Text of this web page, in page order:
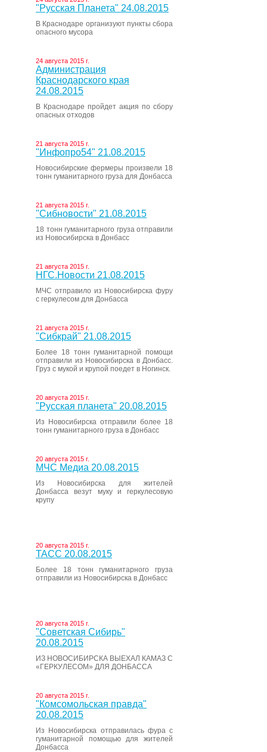
"Русская Планета" 24.08.2015
В Краснодаре организуют пункты сбора
опасного мусора
24 августа 2015 г.
Администрация
Краснодарского края
24.08.2015
В Краснодаре пройдет акция по сбору
опасных отходов
21 августа 2015 г.
"Инфопро54" 21.08.2015
Новосибирские фермеры произвели 18
тонн гуманитарного груза для Донбасса
21 августа 2015 г.
"Сибновости" 21.08.2015
18 тонн гуманитарного груза отправили
из Новосибирска в Донбасс
21 августа 2015 г.
НГС.Новости 21.08.2015
МЧС отправило из Новосибирска фуру
с геркулесом для Донбасса
21 августа 2015 г.
"Сибкрай" 21.08.2015
Более 18 тонн гуманитарной помощи
отправили из Новосибирска в Донбасс.
Груз с мукой и крупой поедет в Ногинск.
20 августа 2015 г.
"Русская планета" 20.08.2015
Из Новосибирска отправили более 18
тонн гуманитарного груза в Донбасс
20 августа 2015 г.
МЧС Медиа 20.08.2015
Из Новосибирска для жителей
Донбасса везут муку и геркулесовую
крупу
20 августа 2015 г.
ТАСС 20.08.2015
Более 18 тонн гуманитарного груза
отправили из Новосибирска в Донбасс
20 августа 2015 г.
"Советская Сибирь"
20.08.2015
ИЗ НОВОСИБИРСКА ВЫЕХАЛ КАМАЗ С
«ГЕРКУЛЕСОМ» ДЛЯ ДОНБАССА
20 августа 2015 г.
"Комсомольская правда"
20.08.2015
Из Новосибирска отправилась фура с
гуманитарной помощью для жителей
Донбасса